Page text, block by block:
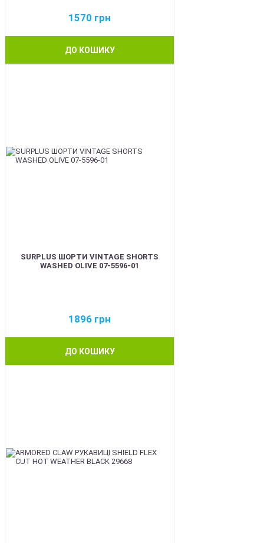
1570 грн
ДО КОШИКУ
SURPLUS ШОРТИ VINTAGE SHORTS
WASHED OLIVE 07-5596-01
1896 грн
ДО КОШИКУ